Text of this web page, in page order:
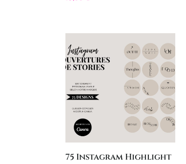
75 Instagram Highlight